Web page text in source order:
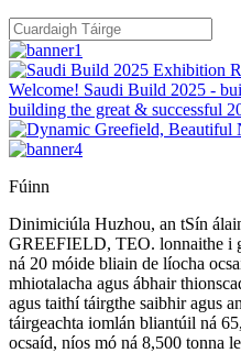
Fúinn
Dinimiciúla Huzhou, an tSín
GREEFIELD, TEO. lonnaithe i
ná 20 móide bliain de líocha
mhiotalacha agus ábhair
agus taithí táirgthe saibhir agus
táirgeachta iomlán bliantúil ná
ocsaíd, níos mó ná 8,500 tonna